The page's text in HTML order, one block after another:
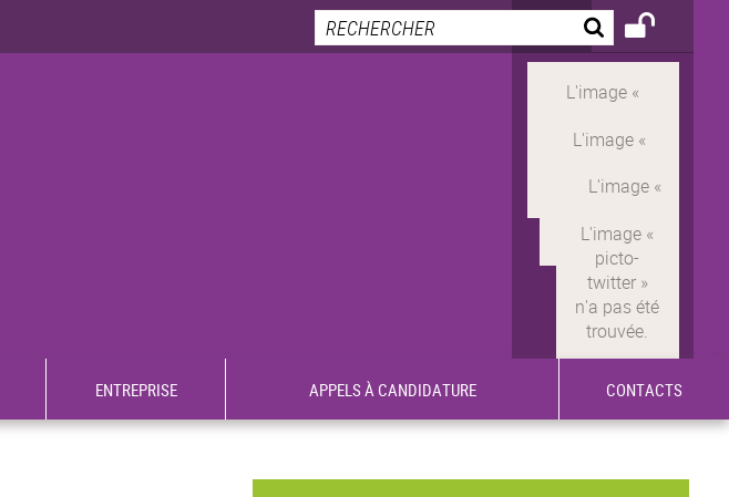
ENTREPRISE APPELS À CANDIDATURE CONTACTS